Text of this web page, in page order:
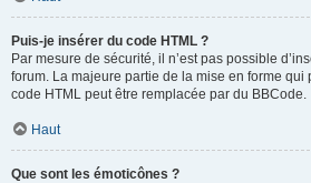
Puis-je insérer du code HTML ?
Par mesure de sécurité, il n’est pas possible
forum. La majeure partie de la mise en forme qui
code HTML peut être remplacée par du BBCode.
Haut
Que sont les émoticônes ?